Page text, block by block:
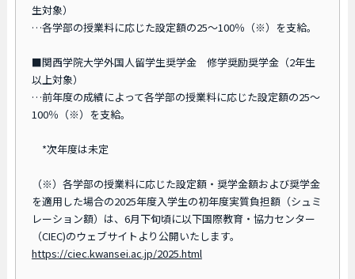
生対象）
…各学部の授業料に応じた設定額の25～100％（※）を支給。
■関西学院大学外国人留学生奨学金 修学奨励奨学金（2年生
以上対象）
…前年度の成績によって各学部の授業料に応じた設定額の25～
100％（※）を支給。
*次年度は未定
（※）各学部の授業料に応じた設定額・奨学金額および奨学金
を適用した場合の2025年度入学生の初年度実質負担額（シュミ
レーション額）は、6月下旬頃に以下国際教育・協力センター
（CIEC)のウェブサイトより公開いたします。
https://ciec.kwansei.ac.jp/2025.html